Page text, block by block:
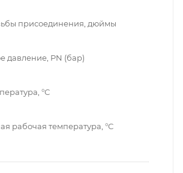
присоединения, дюймы
давление, PN (бар)
°С
рабочая температура, °С